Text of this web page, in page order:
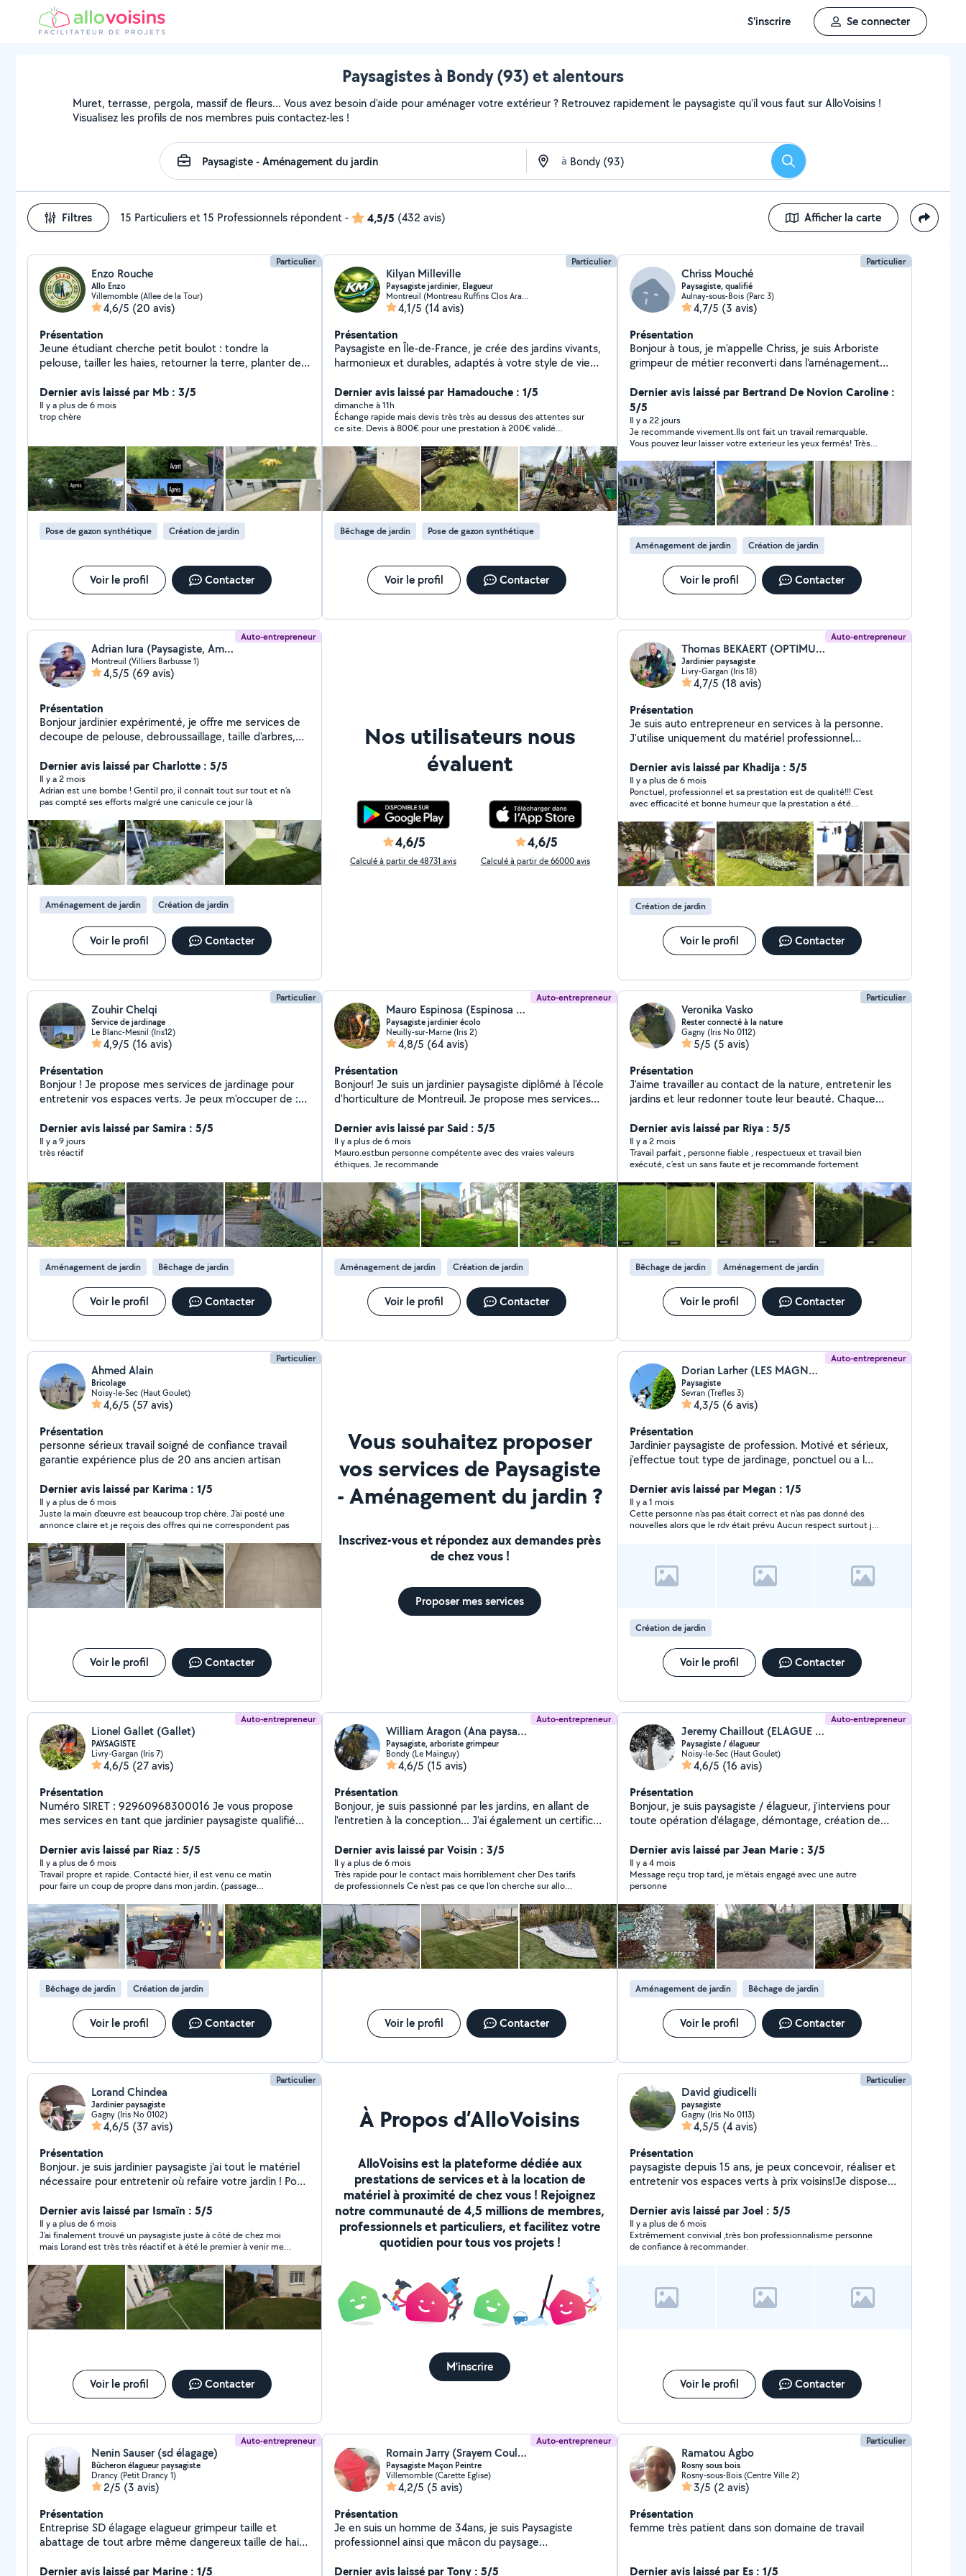
S'inscrire Se connecter
Paysagistes à Bondy (93) et alentours
Muret, terrasse, pergola, massif de fleurs... Vous avez besoin d'aide pour aménager votre extérieur ? Retrouvez rapidement le paysagiste qu'il vous faut sur AlloVoisins !
Visualisez les profils de nos membres puis contactez-les !
à Rechercher
Filtres 15 Particuliers et 15 Professionnels répondent- 4,5/5 (432 avis) Afficher la carte
Particulier
Enzo Rouche
Allo Enzo
Villemomble (Allee de la Tour)
4,6/5 (20 avis)
Présentation
Jeune étudiant cherche petit boulot : tondre la
pelouse, tailler les haies, retourner la terre, planter des
voisin mais sur Leboncoin est a chaque fois les clients
sont ravis. Je possède le matériel nécessaire si besoin.
Dernier avis laissé par Mb : 3/5
Il y a plus de 6 mois
trop chère
Pose de gazon synthétique Création de jardin
Voir le profil Contacter
Particulier
Kilyan Milleville
Paysagiste jardinier, Elagueur
Montreuil (Montreau Ruffins Clos Arachis 3)
4,1/5 (14 avis)
Présentation
Paysagiste en Île-de-France, je crée des jardins vivants,
harmonieux et durables, adaptés à votre style de vie
nettoyage de dalle, nettoyage de façade, tombe de
pelouse , pose de gazon pour plus de renseignements,
veuillez contacter via l'application AlloVoisins
Dernier avis laissé par Hamadouche : 1/5
dimanche à 11h
Échange rapide mais devis très très au dessus des attentes sur
ce site. Devis à 800€ pour une prestation à 200€ validé
Bêchage de jardin Pose de gazon synthétique
Voir le profil Contacter
Particulier
Chriss Mouché
Paysagiste, qualifié
Aulnay-sous-Bois (Parc 3)
4,7/5 (3 avis)
Présentation
Bonjour à tous, je m'appelle Chriss, je suis Arboriste
grimpeur de métier reconverti dans l'aménagement
passée au Canada. Je suis de retour en France pour
exercer mon nouveau métier si vous recherchez une
personne qui a la main verte et qui connaît son métier,
vous êtes bien tombé n'hésitez pas à me contacte.
Dernier avis laissé par Bertrand De Novion Caroline :
5/5
Il y a 22 jours
Je recommande vivement.Ils ont fait un travail remarquable.
Vous pouvez leur laisser votre exterieur les yeux fermés! Très
Aménagement de jardin Création de jardin
Voir le profil Contacter
Auto-entrepreneur
Adrian Iura (Paysagiste, Aménagement de jardin)
Montreuil (Villiers Barbusse 1)
4,5/5 (69 avis)
Présentation
Bonjour jardinier expérimenté, je offre me services de
decoupe de pelouse, debroussaillage, taille d'arbres,
Dernier avis laissé par Charlotte : 5/5
Il y a 2 mois
Adrian est une bombe ! Gentil pro, il connaît tout sur tout et n’a
pas compté ses efforts malgré une canicule ce jour là
Aménagement de jardin Création de jardin
Voir le profil Contacter
Nos utilisateurs nous
évaluent
4,6/5
Calculé à partir de 48731 avis
4,6/5
Calculé à partir de 66000 avis
Auto-entrepreneur
Thomas BEKAERT (OPTIMUS SERVICES)
Jardinier paysagiste
Livry-Gargan (Iris 18)
4,7/5 (18 avis)
Présentation
Je suis auto entrepreneur en services à la personne.
J'utilise uniquement du matériel professionnel
de silence. Je suis un jardinier paysagiste expérimenté,
avec plus de 25 années d'expérience et de passion du
métier. Vous pouvez me joindre au zéro sept, soixante-
quatre, vingt et un, quatorze, trente quatre
Dernier avis laissé par Khadija : 5/5
Il y a plus de 6 mois
Ponctuel, professionnel et sa prestation est de qualité!!! C'est
avec efficacité et bonne humeur que la prestation a été
le remercie et le recommande.
Création de jardin
Voir le profil Contacter
Particulier
Zouhir Chelqi
Service de jardinage
Le Blanc-Mesnil (Iris12)
4,9/5 (16 avis)
Présentation
Bonjour ! Je propose mes services de jardinage pour
entretenir vos espaces verts. Je peux m'occuper de :
Débroussaillage et désherbage Nettoyage du jardin Je
suis sérieux, ponctuel et équipé du matériel
nécessaire. Que votre jardin soit petit ou grand, je
Dernier avis laissé par Samira : 5/5
Il y a 9 jours
très réactif
Aménagement de jardin Bêchage de jardin
Voir le profil Contacter
Auto-entrepreneur
Mauro Espinosa (Espinosa paysages)
Paysagiste jardinier écolo
Neuilly-sur-Marne (Iris 2)
4,8/5 (64 avis)
Présentation
Bonjour! Je suis un jardinier paysagiste diplômé à l'école
d'horticulture de Montreuil. Je propose mes services
jardinière, balcon, de l'aménagement de patio et
terrasse. Je travaille avec un approche écologique, du
respect de la nature, en proposant toujours des
solutions qui vont dans le sens de la nature. -Création
de points d'eau pour combattre moustiques en attirant
le bio control, Libellules,etc. -Je propose aussi une
formule de jardinage avec le client, où je travaille avec
vous et je vous apprends beaucoup de concepts liées
au jardin, la nature, façon d'utiliser les outils, entre
d'autres choses! -Formations et mise en place des
dispositifs en "Economie circulaire"
(compost,mulching,haies sèches, broyage de déchets
sur place,etc) lors de l'entretien de vos jardins. - Tonte
raisonnée et créations des praires fleuries, attirons la
création potager - j'accepte des stagiaires
Dernier avis laissé par Said : 5/5
Il y a plus de 6 mois
Mauro.estbun personne compétente avec des vraies valeurs
éthiques. Je recommande
Aménagement de jardin Création de jardin
Voir le profil Contacter
Particulier
Veronika Vasko
Rester connecté à la nature
Gagny (Iris No 0112)
5/5 (5 avis)
Présentation
J'aime travailler au contact de la nature, entretenir les
jardins et leur redonner toute leur beauté. Chaque
soigné, propre et respectueux de l'environnement.
Dernier avis laissé par Riya : 5/5
Il y a 2 mois
Travail parfait , personne fiable , respectueux et travail bien
exécuté, c’est un sans faute et je recommande fortement
Bêchage de jardin Aménagement de jardin
Voir le profil Contacter
Particulier
Ahmed Alain
Bricolage
Noisy-le-Sec (Haut Goulet)
4,6/5 (57 avis)
Présentation
personne sérieux travail soigné de confiance travail
garantie expérience plus de 20 ans ancien artisan
Dernier avis laissé par Karima : 1/5
Il y a plus de 6 mois
Juste la main d'œuvre est beaucoup trop chère. J'ai posté une
annonce claire et je reçois des offres qui ne correspondent pas
Voir le profil Contacter
Vous souhaitez proposer
vos services de Paysagiste
- Aménagement du jardin ?
Inscrivez-vous et répondez aux demandes près
de chez vous !
Proposer mes services
Auto-entrepreneur
Dorian Larher (LES MAGNOLIAS93)
Paysagiste
Sevran (Trefles 3)
4,3/5 (6 avis)
Présentation
Jardinier paysagiste de profession. Motivé et sérieux,
j'effectue tout type de jardinage, ponctuel ou a l
pour une réduction de 50% des impôts.
Dernier avis laissé par Megan : 1/5
Il y a 1 mois
Cette personne n’as pas était correct et n’as pas donné des
nouvelles alors que le rdv était prévu Aucun respect surtout je
Création de jardin
Voir le profil Contacter
Auto-entrepreneur
Lionel Gallet (Gallet)
PAYSAGISTE
Livry-Gargan (Iris 7)
4,6/5 (27 avis)
Présentation
Numéro SIRET : 92960968300016 Je vous propose
mes services en tant que jardinier paysagiste qualifié
urgence, ponctuellement ou sous forme de contrat
annuel pour particuliers, copropriétés ENTRETIEN : -
Tonte de gazon (contrat annuel ou ponctuel) Taille de
haies. - Taille des arbres fruitiers
(pommier,poirier,cerisier.....) - Dessouchage. -
Creation, entretien des massifs. - Petit élagage. -
Evacuation des déchets verts. - Débroussaillage. -
Ramassage des feuilles. CREATION : - pelouse semé -
Aménagement de terrasses et balcons. - Jardins à
thème tous budgets. - Création de massifs, plantations
de haie je me déplace rapidement pour faire un devis
gratuit. virement ,cheque, espèces N'hésitez pas à me
contacter pour plus d'informations -Réduction d'impôt
Dernier avis laissé par Riaz : 5/5
Il y a plus de 6 mois
Travail propre et rapide. Contacté hier, il est venu ce matin
pour faire un coup de propre dans mon jardin. (passage
beaucoup Lionel pour votre gentillesse, disponibilité et votre
prestation. Très satisfait de votre travail. A bientôt.
Bêchage de jardin Création de jardin
Voir le profil Contacter
Auto-entrepreneur
William Aragon (Ana paysage)
Paysagiste, arboriste grimpeur
Bondy (Le Mainguy)
4,6/5 (15 avis)
Présentation
Bonjour, je suis passionné par les jardins, en allant de
l'entretien à la conception... J'ai également un certificat
aménagement paysager plusieurs formation sur
Dernier avis laissé par Voisin : 3/5
Il y a plus de 6 mois
Très rapide pour le contact mais horriblement cher Des tarifs
de professionnels Ce n’est pas ce que l’on cherche sur allo
Voir le profil Contacter
Auto-entrepreneur
Jeremy Chaillout (ELAGUE & L'ARBRE)
Paysagiste / élagueur
Noisy-le-Sec (Haut Goulet)
4,6/5 (16 avis)
Présentation
Bonjour, je suis paysagiste / élagueur, j'interviens pour
toute opération d'élagage, démontage, création de
du jardin.
Dernier avis laissé par Jean Marie : 3/5
Il y a 4 mois
Message reçu trop tard, je m’étais engagé avec une autre
personne
Aménagement de jardin Bêchage de jardin
Voir le profil Contacter
Particulier
Lorand Chindea
Jardinier paysagiste
Gagny (Iris No 0102)
4,6/5 (37 avis)
Présentation
Bonjour. je suis jardinier paysagiste j'ai tout le matériel
nécessaire pour entretenir où refaire votre jardin ! Pour
Création, Taille haie, Gazon synthétique, Gazon naturel,
Élagage !!! Etc! Je fais aussi rénovation intérieur :
enduit, peinture etc! Petit bricolage !!!
Dernier avis laissé par Ismaïn : 5/5
Il y a plus de 6 mois
J’ai finalement trouvé un paysagiste juste à côté de chez moi
mais Lorand est très très réactif et à été le premier à venir me
tranchée géante à la pelle plutôt que de le faire à la mini pelle !
Il semble aussi très bon pour remettre de niveau une pelouse
abîmée. Peut être un futur chanteur à faire ensemble au
printemps… Merci Lorand ?
Voir le profil Contacter
À Propos d’AlloVoisins
AlloVoisins est la plateforme dédiée aux
prestations de services et à la location de
matériel à proximité de chez vous ! Rejoignez
notre communauté de 4,5 millions de membres,
professionnels et particuliers, et facilitez votre
quotidien pour tous vos projets !
M'inscrire
Particulier
David giudicelli
paysagiste
Gagny (Iris No 0113)
4,5/5 (4 avis)
Présentation
paysagiste depuis 15 ans, je peux concevoir, réaliser et
entretenir vos espaces verts à prix voisins!Je dispose
assurer un travail de qualité.
Dernier avis laissé par Joel : 5/5
Il y a plus de 6 mois
Extrêmement convivial ,très bon professionnalisme personne
de confiance à recommander.
Voir le profil Contacter
Auto-entrepreneur
Nenin Sauser (sd élagage)
Bûcheron élagueur paysagiste
Drancy (Petit Drancy 1)
2/5 (3 avis)
Présentation
Entreprise SD élagage elagueur grimpeur taille et
abattage de tout arbre même dangereux taille de haie
création de jardin devis et déplacement gratuit travaux
Dernier avis laissé par Marine : 1/5
Auto-entrepreneur
Romain Jarry (Srayem Couleurs et Paysages du Monde)
Paysagiste Maçon Peintre
Villemomble (Carette Eglise)
4,2/5 (5 avis)
Présentation
Je en suis un homme de 34ans, je suis Paysagiste
professionnel ainsi que mâcon du paysage
peandant 2 ans d'expérimen depuis 12 ans et
Dernier avis laissé par Tony : 5/5
Particulier
Ramatou Agbo
Rosny sous bois
Rosny-sous-Bois (Centre Ville 2)
3/5 (2 avis)
Présentation
femme très patient dans son domaine de travail
Dernier avis laissé par Es : 1/5